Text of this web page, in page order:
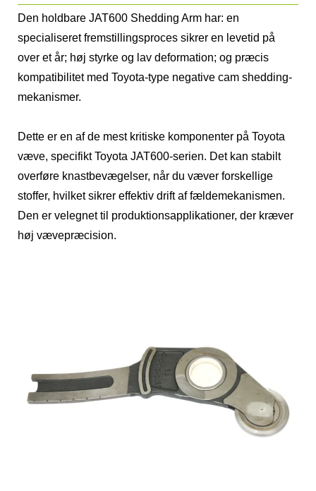
Den holdbare JAT600 Shedding Arm har: en
specialiseret fremstillingsproces sikrer en levetid på
over et år; høj styrke og lav deformation; og præcis
kompatibilitet med Toyota-type negative cam shedding-
mekanismer.
Dette er en af ​​de mest kritiske komponenter på Toyota
væve, specifikt Toyota JAT600-serien. Det kan stabilt
overføre knastbevægelser, når du væver forskellige
stoffer, hvilket sikrer effektiv drift af fældemekanismen.
Den er velegnet til produktionsapplikationer, der kræver
høj vævepræcision.